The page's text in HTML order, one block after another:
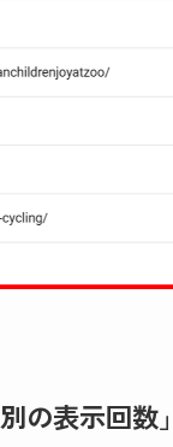
の表示回数